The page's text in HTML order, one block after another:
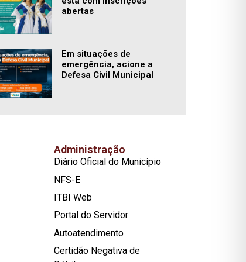
abertas
Em situações de
emergência, acione a
Defesa Civil Municipal
Administração
Diário Oficial do Município
NFS-E
ITBI Web
Portal do Servidor
Autoatendimento
Certidão Negativa de